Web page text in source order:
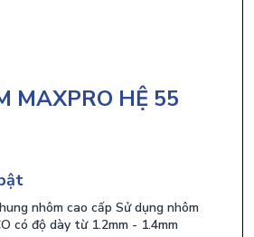
MAXPRO HỆ 55
nhôm cao cấp Sử dụng nhôm
có độ dày từ 1.2mm - 1.4mm